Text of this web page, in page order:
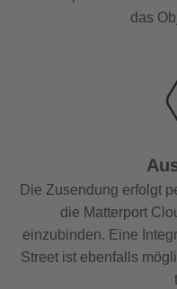
das
Die Zusendung erfolgt
die Matterport
einzubinden. Eine
Street ist ebenfalls